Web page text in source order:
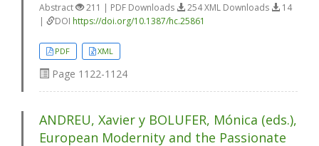
Abstract
211 | PDF Downloads 254 XML Downloads
14
|
DOI https://doi.org/10.1387/hc.25861
PDF XML
Page 1122-1124
ANDREU, Xavier y BOLUFER, Mónica (eds.),
European Modernity and the Passionate